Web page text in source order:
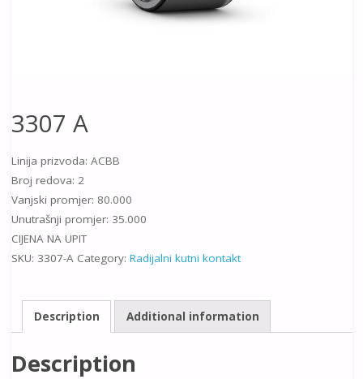
3307 A
Linija prizvoda: ACBB
Broj redova: 2
Vanjski promjer: 80.000
Unutrašnji promjer: 35.000
CIJENA NA UPIT
SKU: 3307-A Category: Radijalni kutni kontakt
Description Additional information
Description